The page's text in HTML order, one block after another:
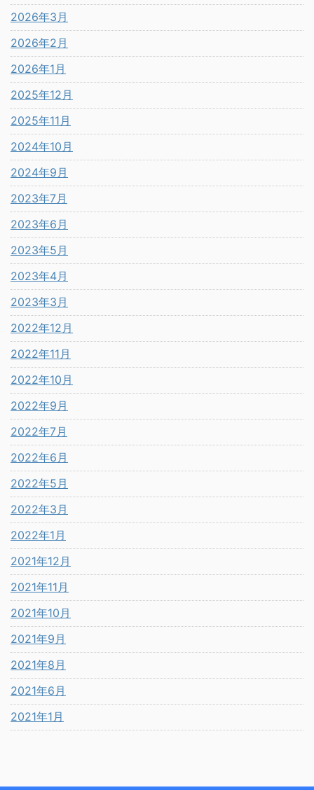
2026年3月
2026年2月
2026年1月
2025年12月
2025年11月
2024年10月
2024年9月
2023年7月
2023年6月
2023年5月
2023年4月
2023年3月
2022年12月
2022年11月
2022年10月
2022年9月
2022年7月
2022年6月
2022年5月
2022年3月
2022年1月
2021年12月
2021年11月
2021年10月
2021年9月
2021年8月
2021年6月
2021年1月